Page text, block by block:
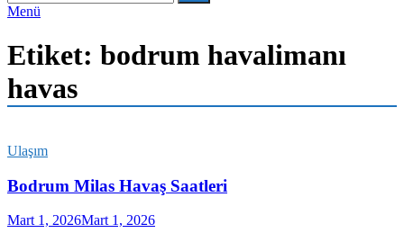
Menü
Etiket: bodrum havalimanı
havas
Ulaşım
Bodrum Milas Havaş Saatleri
Mart 1, 2026Mart 1, 2026